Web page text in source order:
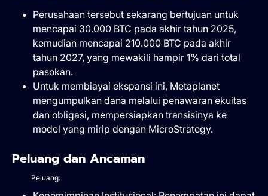
Perusahaan tersebut sekarang bertujuan untuk
mencapai 30.000 BTC pada akhir tahun 2025,
kemudian mencapai 210.000 BTC pada akhir
tahun 2027, yang mewakili hampir 1% dari total
pasokan.
Untuk membiayai ekspansi ini, Metaplanet
mengumpulkan dana melalui penawaran ekuitas
dan obligasi, mempersiapkan transisinya ke
model yang mirip dengan MicroStrategy.
Peluang dan Ancaman
Peluang: